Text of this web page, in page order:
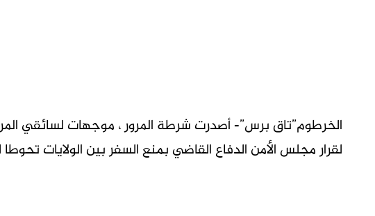
الخرطوم”تاق برس”- أصدرت شرطة المرور ، موجهات لسائقي
لقرار مجلس الأمن الدفاع القاضي بمنع السفر بين الولايات